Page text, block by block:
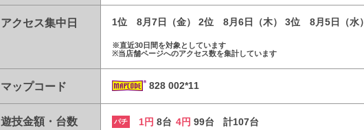
アクセス集中日 1位 8月7日（金） 2位 8月6日（木） 3位 8月5日（水）
※直近30日間を対象としています
※当店舗ページへのアクセス数を集計しています
マップコード 828 002*11
遊技金額・台数 パチ 1円 8台 4円 99台 計107台